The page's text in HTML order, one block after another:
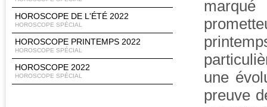
HOROSCOPE DE L'ÉTÉ 2022
HOROSCOPE SPÉCIAL
HOROSCOPE PRINTEMPS 2022
HOROSCOPE SPÉCIAL
HOROSCOPE 2022
HOROSCOPE SPÉCIAL
une
preuve